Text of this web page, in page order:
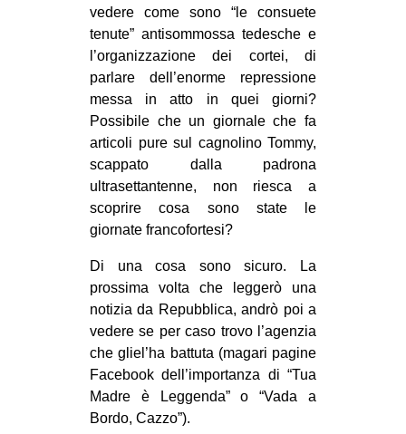
vedere come sono “le consuete
tenute” antisommossa tedesche e
l’organizzazione dei cortei, di
parlare dell’enorme repressione
messa in atto in quei giorni?
Possibile che un giornale che fa
articoli pure sul cagnolino Tommy,
scappato dalla padrona
ultrasettantenne, non riesca a
scoprire cosa sono state le
giornate francofortesi?
Di una cosa sono sicuro. La
prossima volta che leggerò una
notizia da Repubblica, andrò poi a
vedere se per caso trovo l’agenzia
che gliel’ha battuta (magari pagine
Facebook dell’importanza di “Tua
Madre è Leggenda” o “Vada a
Bordo, Cazzo”).